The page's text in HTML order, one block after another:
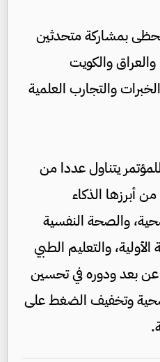
بمشاركة متحدثين
والعراق والكويت
والتجارب العلمية
يتناول عددا من
أبرزها الذكاء
والصحة النفسية
والتعليم الطبي
عن بعد ودوره في تحسين
وتخفيف الضغط على